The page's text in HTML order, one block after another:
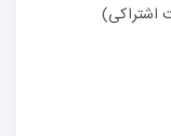
اشتراکی)